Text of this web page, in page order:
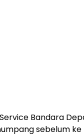
Bandara
sebelum